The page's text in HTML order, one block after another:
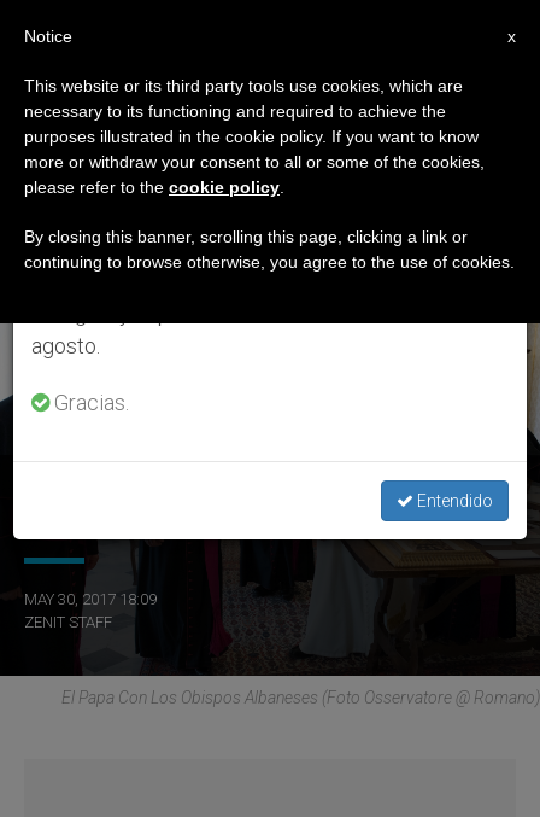
ETIQUETA
Posts Tagged
‘obispos Albania’
ÚLTIMAS NOTICIAS
El Papa a los obispos de Albania: dar testimonio como lo
MAY 30, 2017 18:09
ZENIT STAFF
El Papa Con Los Obispos Albaneses (Foto Osservatore @ Romano)
×
Aviso importante
Del 27 de julio al 7 de agosto haremos la pausa
anual, aprovechando que en el periodo de verano
se generan menos informaciones y también el
agosto.
Gracias.
Entendido
x
Notice
This website or its third party tools use cookies, which are
necessary to its functioning and required to achieve the
purposes illustrated in the cookie policy. If you want to know
more or withdraw your consent to all or some of the cookies,
please refer to the cookie policy
By closing this banner, scrolling this page, clicking a link or
continuing to browse otherwise, you agree to the use of cookies.